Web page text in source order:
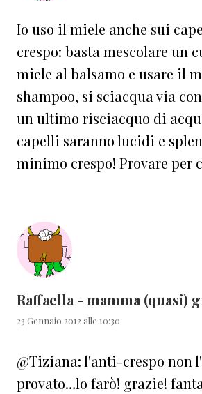
Io uso il miele anche sui
crespo: basta mescolare un
miele al balsamo e usare il
shampoo, si sciacqua via
un ultimo risciacquo di
capelli saranno lucidi e
minimo crespo! Provare per
Raffaella - mamma (quasi)
23 Gennaio 2012 alle 10:30
@Tiziana: l'anti-crespo non
provato…lo farò! grazie!